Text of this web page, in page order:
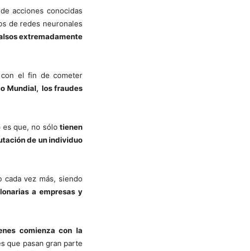
acciones conocidas
de redes neuronales
extremadamente
el fin de cometer
Mundial, los fraudes
que, no sólo tienen
de un individuo
vez más, siendo
a empresas y
comienza con la
que pasan gran parte